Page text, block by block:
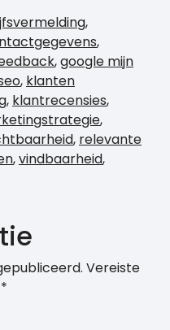
,
,
,google mijn
, klanten
, klantrecensies,
,
, relevante
,vindbaarheid,
Vereiste
*